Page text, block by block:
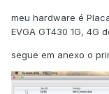
meu hardware é
EVGA GT430 1G, 4G
segue em anexo o